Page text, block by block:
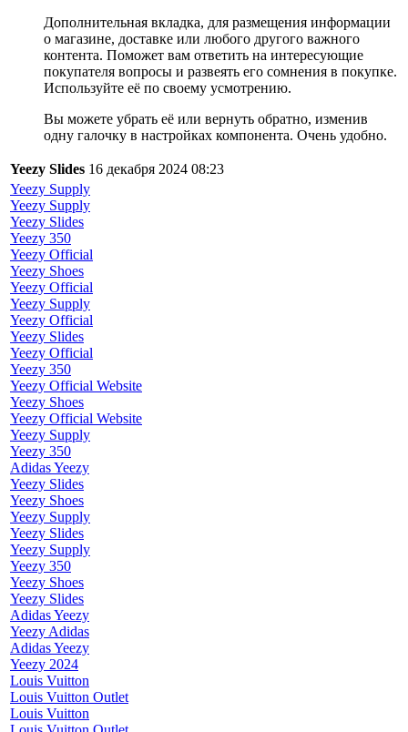
Дополнительная вкладка, для размещения информации
о магазине, доставке или любого другого важного
контента. Поможет вам ответить на интересующие
покупателя вопросы и развеять его сомнения в покупке.
Используйте её по своему усмотрению.
Вы можете убрать её или вернуть обратно, изменив
одну галочку в настройках компонента. Очень удобно.
Yeezy Slides 16 декабря 2024 08:23
Yeezy Supply
Yeezy Supply
Yeezy Slides
Yeezy 350
Yeezy Official
Yeezy Shoes
Yeezy Official
Yeezy Supply
Yeezy Official
Yeezy Slides
Yeezy Official
Yeezy 350
Yeezy Official Website
Yeezy Shoes
Yeezy Official Website
Yeezy Supply
Yeezy 350
Adidas Yeezy
Yeezy Slides
Yeezy Shoes
Yeezy Supply
Yeezy Slides
Yeezy Supply
Yeezy 350
Yeezy Shoes
Yeezy Slides
Adidas Yeezy
Yeezy Adidas
Adidas Yeezy
Yeezy 2024
Louis Vuitton
Louis Vuitton Outlet
Louis Vuitton